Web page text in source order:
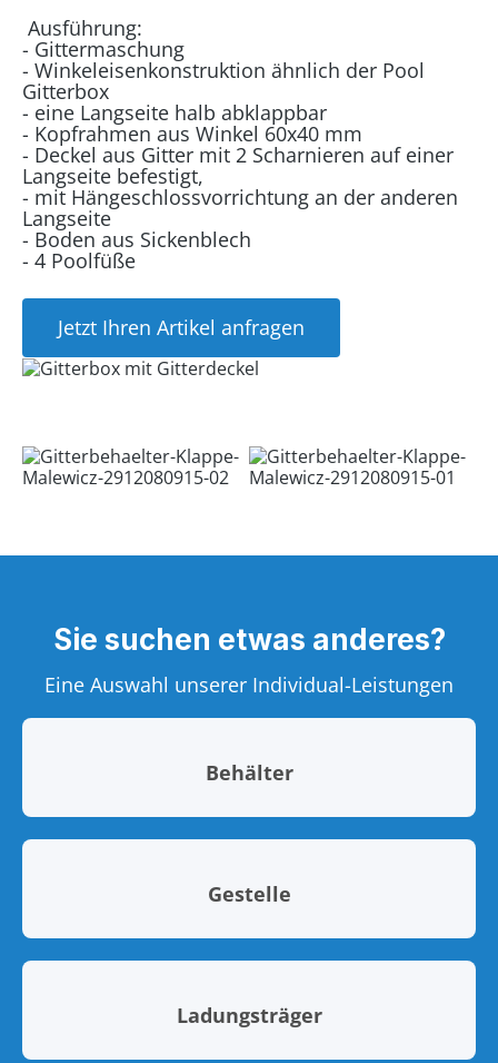
Ausführung:
- Gittermaschung
- Winkeleisenkonstruktion ähnlich der Pool
Gitterbox
- eine Langseite halb abklappbar
- Kopfrahmen aus Winkel 60x40 mm
- Deckel aus Gitter mit 2 Scharnieren auf einer
Langseite befestigt,
- mit Hängeschlossvorrichtung an der anderen
Langseite
- Boden aus Sickenblech
- 4 Poolfüße
Jetzt Ihren Artikel anfragen
Sie suchen etwas anderes?
Eine Auswahl unserer Individual-Leistungen
Behälter
Gestelle
Ladungsträger